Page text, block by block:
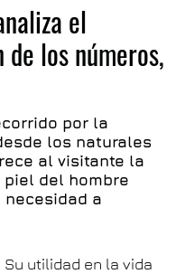
el
los números,
por la
los naturales
al visitante la
del hombre
a
Su utilidad en la vida